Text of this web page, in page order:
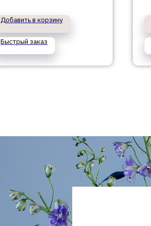
Добавить в корзину
Быстрый заказ